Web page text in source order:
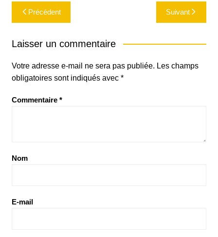
Navigation
de
l’article
Précédent Suivant
Laisser un commentaire
Votre adresse e-mail ne sera pas publiée. Les champs
obligatoires sont indiqués avec *
Commentaire *
Nom
E-mail